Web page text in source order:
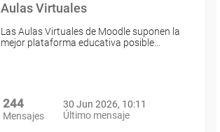
Aulas Virtuales
Las Aulas Virtuales de Moodle suponen la
mejor plataforma educativa posible…
244
Mensajes
30 Jun 2026, 10:11
Último mensaje